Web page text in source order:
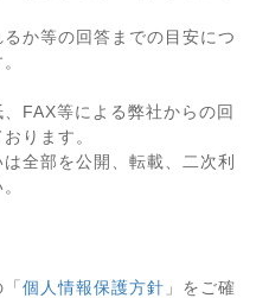
か等の回答までの目安につ
FAX等による弊社からの回
ります。
全部を公開、転載、二次利
個人情報保護方針 」をご確